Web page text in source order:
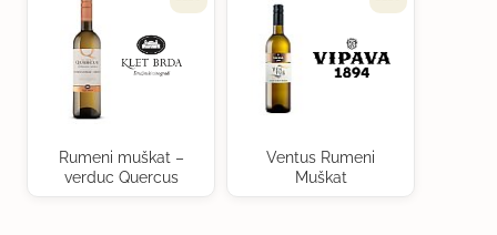
Rumeni muškat –
verduc Quercus
Ventus Rumeni
Muškat